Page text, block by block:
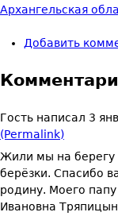
Архангельская
Добавить
Гость написал 3
(Permalink)
Жили мы на берегу
берёзки. Спасибо
родину. Моего
Ивановна